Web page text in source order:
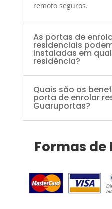
remoto seguros.
As portas de
residenciais
instaladas em
residência?
Quais são os
porta de enrolar
Guaruportas?
Formas